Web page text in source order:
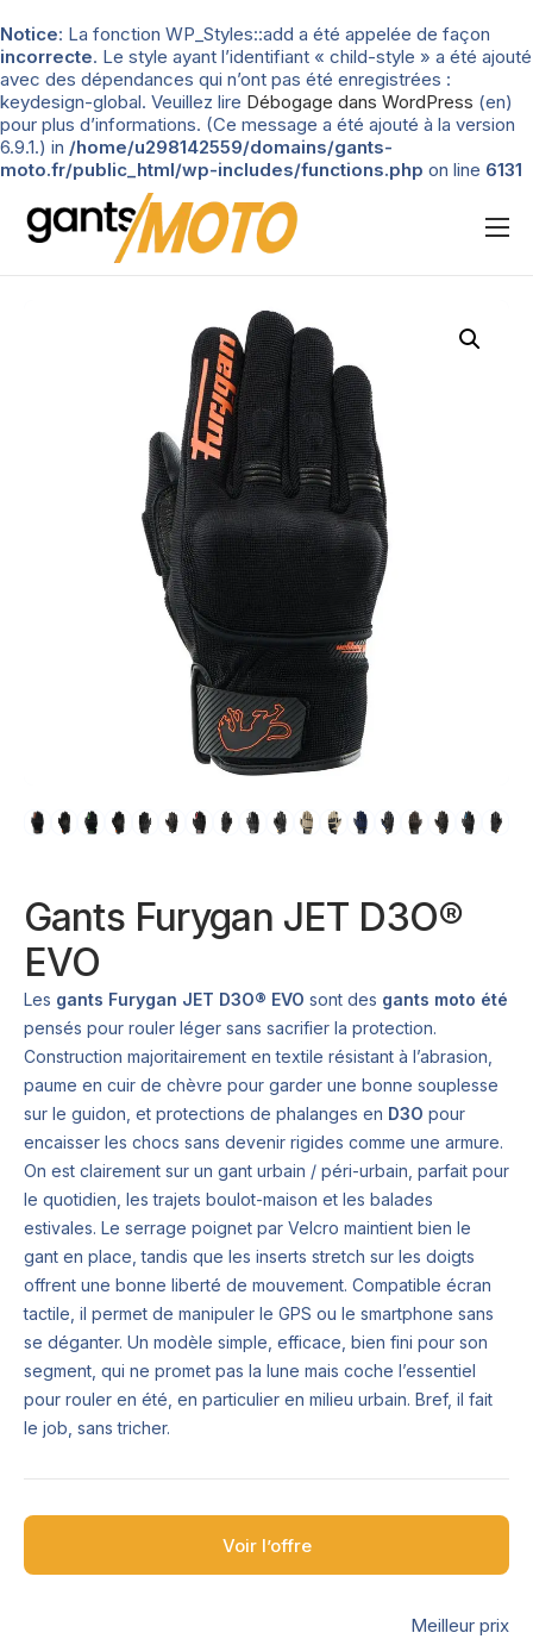
Notice: La fonction WP_Styles::add a été appelée de façon
incorrecte. Le style ayant l’identifiant « child-style » a été ajouté
avec des dépendances qui n’ont pas été enregistrées :
keydesign-global. Veuillez lire Débogage dans WordPress (en)
pour plus d’informations. (Ce message a été ajouté à la version
6.9.1.) in /home/u298142559/domains/gants-
moto.fr/public_html/wp-includes/functions.php on line 6131
Nos tests
Gants Furygan JET D3O®
EVO
Les gants Furygan JET D3O® EVO sont des gants moto été
pensés pour rouler léger sans sacrifier la protection.
Construction majoritairement en textile résistant à l’abrasion,
paume en cuir de chèvre pour garder une bonne souplesse
sur le guidon, et protections de phalanges en D3O pour
encaisser les chocs sans devenir rigides comme une armure.
On est clairement sur un gant urbain / péri-urbain, parfait pour
le quotidien, les trajets boulot-maison et les balades
estivales. Le serrage poignet par Velcro maintient bien le
gant en place, tandis que les inserts stretch sur les doigts
offrent une bonne liberté de mouvement. Compatible écran
tactile, il permet de manipuler le GPS ou le smartphone sans
se déganter. Un modèle simple, efficace, bien fini pour son
segment, qui ne promet pas la lune mais coche l’essentiel
pour rouler en été, en particulier en milieu urbain. Bref, il fait
le job, sans tricher.
Voir l’offre
Meilleur prix